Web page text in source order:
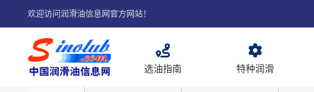
欢迎访问润滑油信息网官方网站！
选油指南 特种润滑